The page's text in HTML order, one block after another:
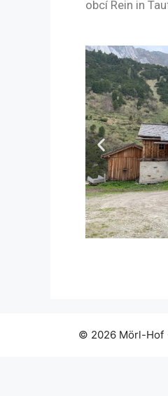
obcí Rein in
© 2026 Mörl-Hof